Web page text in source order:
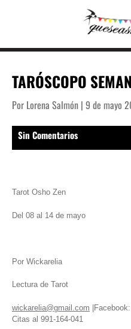
TARÓSCOPO
Por Lorena Salmón | 9 de mayo
Sin Comentarios
Tarot Osho Zen
Del 08 al 14 de mayo
Por Wickarelia
Lectura de Tarot
wickarelia@gmail.com
Citas al 991-164-041